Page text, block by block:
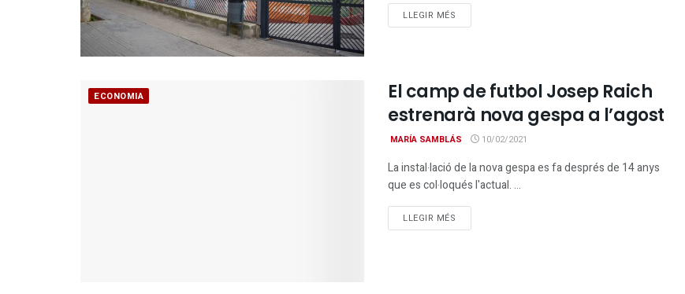
LLEGIR MÉS
ECONOMIA
El camp de futbol Josep Raich
estrenarà nova gespa a l’agost
MARÍA SAMBLÁS 10/02/2021
La instal·lació de la nova gespa es fa després de 14 anys
que es col·loqués l'actual. ...
LLEGIR MÉS